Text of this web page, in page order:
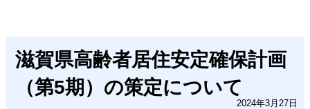
滋賀県高齢者居住安定確保計画
（第5期）の策定について
2024年3月27日